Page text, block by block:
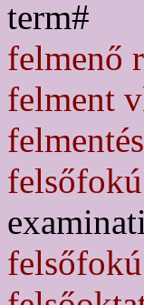
term#
felmenő
felment